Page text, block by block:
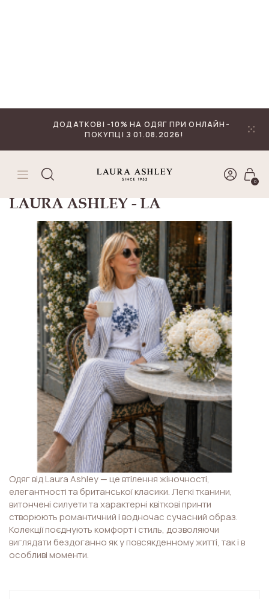
LAURA ASHLEY - LA
Сортувати:
LAURA ASHLEY - LA
Одяг від Laura Ashley — це втілення жіночності,
елегантності та британської класики. Легкі тканини,
витончені силуети та характерні квіткові принти
створюють романтичний і водночас сучасний образ.
Колекції поєднують комфорт і стиль, дозволяючи
виглядати бездоганно як у повсякденному житті, так і в
особливі моменти.